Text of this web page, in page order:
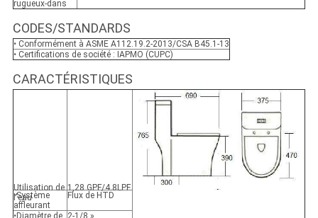
rugueux-dans
CODES/STANDARDS
• Conformément à ASME A112.19.2-2013/CSA B45.1-13
• Certifications de société : IAPMO (CUPC)
CARACTÉRISTIQUES
Utilisation de
l'eau
1,28 GPF/4.8LPF
•Système
affleurant
Flux de HTD